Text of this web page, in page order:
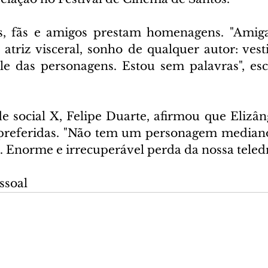
fãs e amigos prestam homenagens.
visceral, sonho de qualquer autor:
das personagens. Estou sem palavras",
social X, Felipe Duarte, afirmou que
"Não tem um personagem
Enorme e irrecuperável perda da nossa